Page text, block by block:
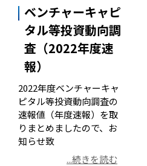
ベンチャーキャピ
タル等投資動向調
査（2022年度速
報）
2022年度ベンチャーキャ
ピタル等投資動向調査の
速報値（年度速報）を取
りまとめましたので、お
知らせ致
...続きを読む